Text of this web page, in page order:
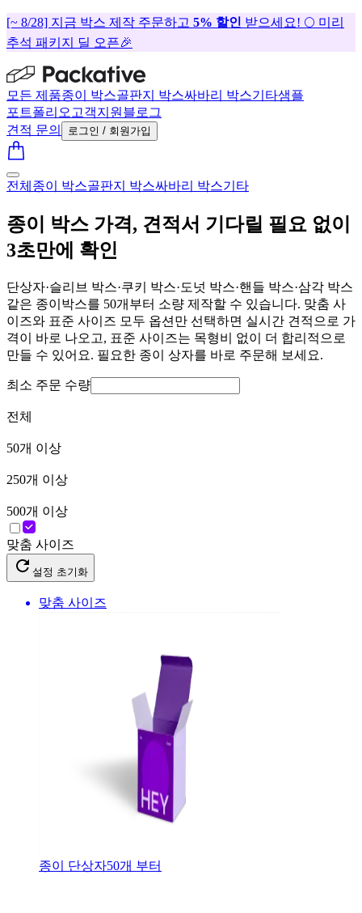
[~ 8/28] 지금 박스 제작 주문하고 5% 할인 받으세요! 🌕 미리
추석 패키지 딜 오픈🎉
모든 제품종이 박스골판지 박스싸바리 박스기타샘플
포트폴리오 고객지원 블로그
견적 문의
로그인 / 회원가입
전체 종이 박스골판지 박스싸바리 박스기타
종이 박스 가격, 견적서 기다릴 필요 없이
3초만에 확인
단상자·슬리브 박스·쿠키 박스·도넛 박스·핸들 박스·삼각 박스
같은 종이박스를 50개부터 소량 제작할 수 있습니다. 맞춤 사
이즈와 표준 사이즈 모두 옵션만 선택하면 실시간 견적으로 가
격이 바로 나오고, 표준 사이즈는 목형비 없이 더 합리적으로
만들 수 있어요. 필요한 종이 상자를 바로 주문해 보세요.
최소 주문 수량
전체
50개 이상
250개 이상
500개 이상
맞춤 사이즈
설정 초기화
맞춤 사이즈
종이 단상자50개 부터